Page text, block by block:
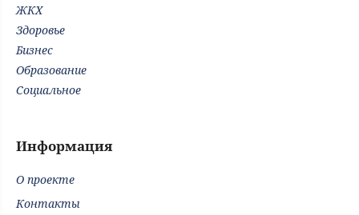
ЖКХ
Здоровье
Бизнес
Образование
Социальное
Информация
О проекте
Контакты